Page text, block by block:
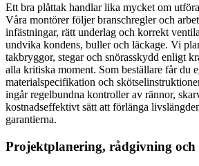
Ett bra plåttak handlar lika mycket om
Våra montörer följer branschregler och
infästningar, rätt underlag och korrekt
undvika kondens, buller och läckage. Vi
takbryggor, stegar och snörasskydd enligt
alla kritiska moment. Som beställare får du
materialspecifikation och
ingår regelbundna kontroller av rännor,
kostnadseffektivt sätt att förlänga
garantierna.
Projektplanering, rådgivning och